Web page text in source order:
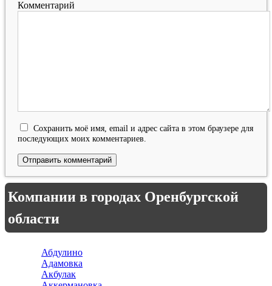
Комментарий
Сохранить моё имя, email и адрес сайта в этом браузере для
последующих моих комментариев.
Компании в городах Оренбургской
области
Абдулино
Адамовка
Акбулак